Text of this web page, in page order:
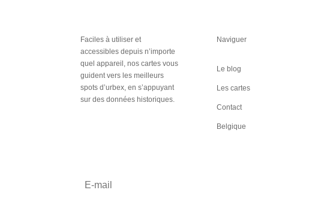
Faciles à utiliser et
accessibles depuis n’importe
quel appareil, nos cartes vous
guident vers les meilleurs
spots d’urbex, en s’appuyant
sur des données historiques.
Naviguer
Le blog
Les cartes
Contact
Belgique